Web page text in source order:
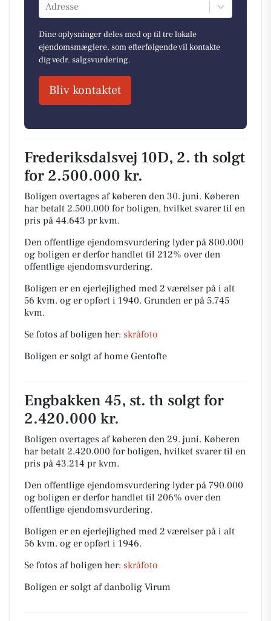
Adresse
Dine oplysninger deles med op til tre lokale
ejendomsmæglere, som efterfølgende vil kontakte
dig vedr. salgsvurdering.
Bliv kontaktet
Frederiksdalsvej 10D, 2. th solgt
for 2.500.000 kr.
Boligen overtages af køberen den 30. juni. Køberen
har betalt 2.500.000 for boligen, hvilket svarer til en
pris på 44.643 pr kvm.
Den offentlige ejendomsvurdering lyder på 800.000
og boligen er derfor handlet til 212% over den
offentlige ejendomsvurdering.
Boligen er en ejerlejlighed med 2 værelser på i alt
56 kvm. og er opført i 1940. Grunden er på 5.745
kvm.
Se fotos af boligen her: skråfoto
Boligen er solgt af home Gentofte
Engbakken 45, st. th solgt for
2.420.000 kr.
Boligen overtages af køberen den 29. juni. Køberen
har betalt 2.420.000 for boligen, hvilket svarer til en
pris på 43.214 pr kvm.
Den offentlige ejendomsvurdering lyder på 790.000
og boligen er derfor handlet til 206% over den
offentlige ejendomsvurdering.
Boligen er en ejerlejlighed med 2 værelser på i alt
56 kvm. og er opført i 1946.
Se fotos af boligen her: skråfoto
Boligen er solgt af danbolig Virum